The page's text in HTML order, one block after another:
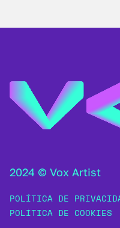
2024 © Vox Artist
POLÍTICA DE
POLÍTICA DE COOKIES